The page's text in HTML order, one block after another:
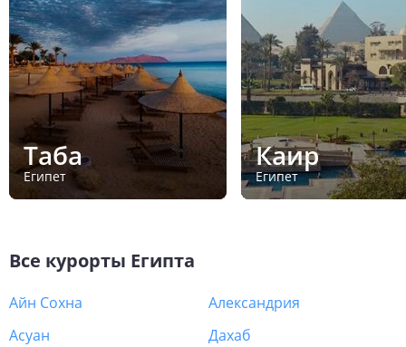
Таба
Египет
Каир
Египет
Все курорты Египта
Айн Сохна
Александрия
Асуан
Дахаб